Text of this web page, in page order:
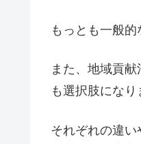
もっとも一般
また、地域貢
も選択肢になり
それぞれの違